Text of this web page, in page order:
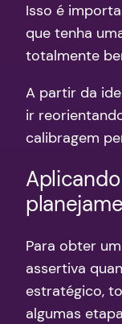
Isso é
que tenha
totalmente
A partir da
ir
calibragem
Para obter
assertiva
estratégico,
algumas